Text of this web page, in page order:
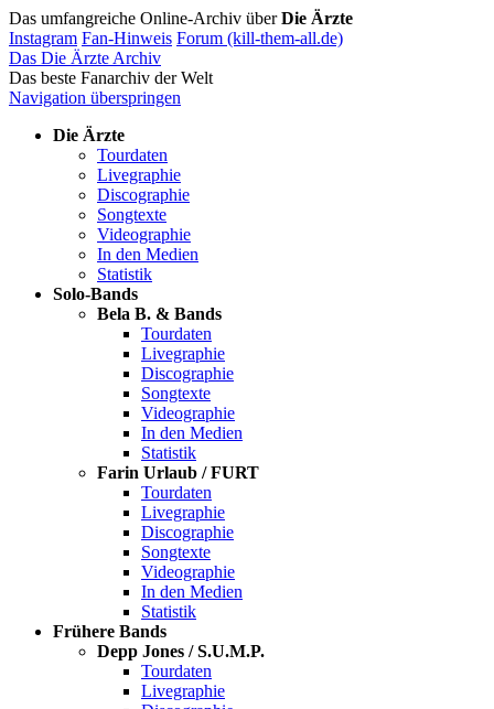
Das umfangreiche Online-Archiv überDie Ärzte
Instagram Fan-Hinweis Forum (kill-them-all.de)
Das Die Ärzte Archiv
Das beste Fanarchiv der Welt
Navigation überspringen
Die Ärzte
Tourdaten
Livegraphie
Discographie
Songtexte
Videographie
In den Medien
Statistik
Solo-Bands
Bela B. & Bands
Tourdaten
Livegraphie
Discographie
Songtexte
Videographie
In den Medien
Statistik
Farin Urlaub / FURT
Tourdaten
Livegraphie
Discographie
Songtexte
Videographie
In den Medien
Statistik
Frühere Bands
Depp Jones / S.U.M.P.
Tourdaten
Livegraphie